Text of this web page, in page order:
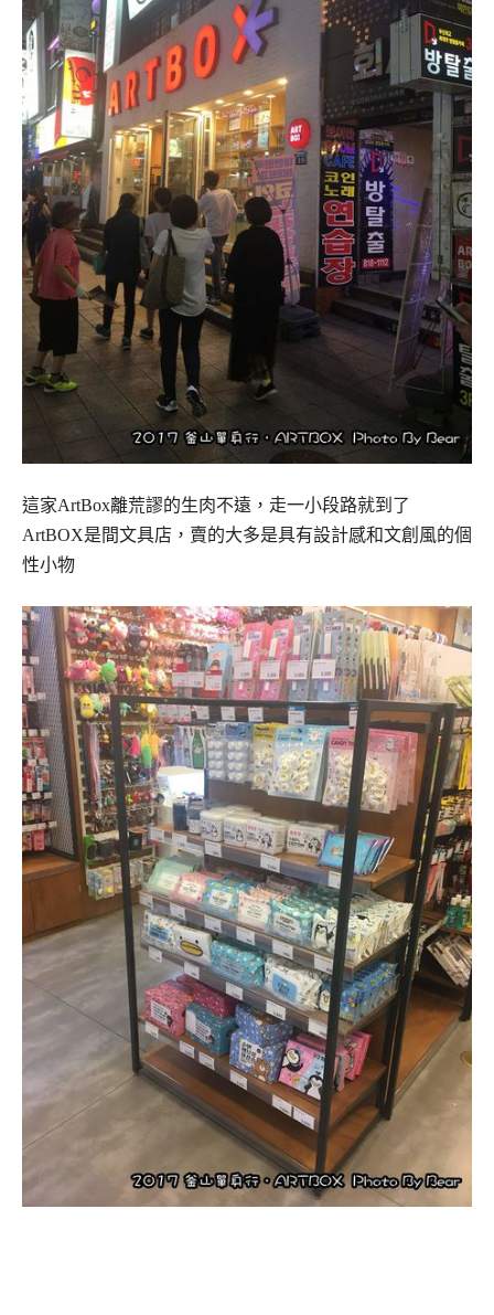
這家ArtBox離荒謬的生肉不遠， 走一小段路就到了
ArtBOX是間文具店，賣的大多是具有設計感和文創風的個
性小物